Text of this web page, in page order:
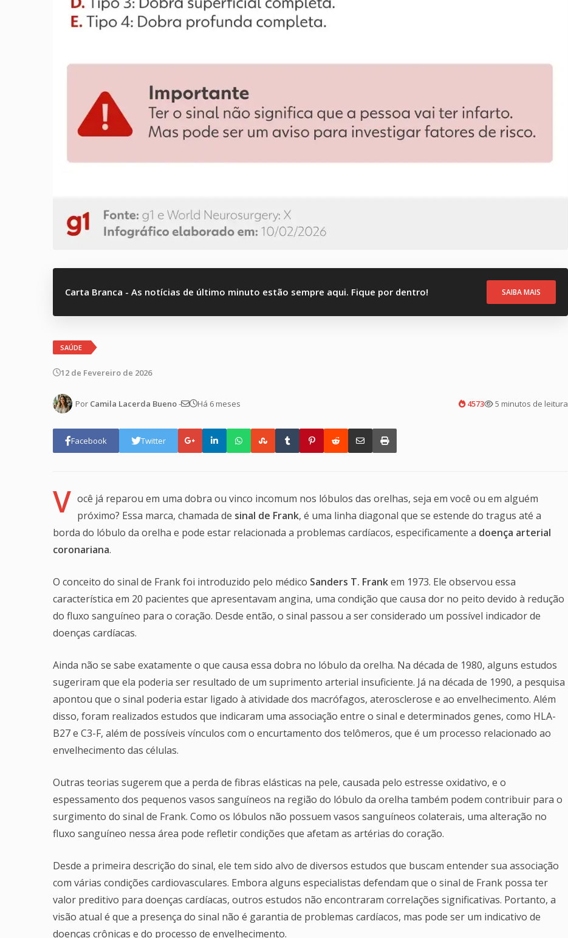
Carta Branca - As notícias de último minuto estão sempre aqui. Fique por dentro! SAIBA MAIS
SAÚDE
12 de Fevereiro de 2026
Por Camila Lacerda Bueno- Há 6 meses 4573 5 minutos de leitura
Facebook Twitter
V ocê já reparou em uma dobra ou vinco incomum nos lóbulos das orelhas, seja em você ou em alguém
próximo? Essa marca, chamada de sinal de Frank, é uma linha diagonal que se estende do tragus até a
borda do lóbulo da orelha e pode estar relacionada a problemas cardíacos, especificamente a doença arterial
coronariana.
O conceito do sinal de Frank foi introduzido pelo médico Sanders T. Frankem 1973. Ele observou essa
característica em 20 pacientes que apresentavam angina, uma condição que causa dor no peito devido à redução
do fluxo sanguíneo para o coração. Desde então, o sinal passou a ser considerado um possível indicador de
doenças cardíacas.
Ainda não se sabe exatamente o que causa essa dobra no lóbulo da orelha. Na década de 1980, alguns estudos
sugeriram que ela poderia ser resultado de um suprimento arterial insuficiente. Já na década de 1990, a pesquisa
apontou que o sinal poderia estar ligado à atividade dos macrófagos, aterosclerose e ao envelhecimento. Além
disso, foram realizados estudos que indicaram uma associação entre o sinal e determinados genes, como HLA-
B27 e C3-F, além de possíveis vínculos com o encurtamento dos telômeros, que é um processo relacionado ao
envelhecimento das células.
Outras teorias sugerem que a perda de fibras elásticas na pele, causada pelo estresse oxidativo, e o
espessamento dos pequenos vasos sanguíneos na região do lóbulo da orelha também podem contribuir para o
surgimento do sinal de Frank. Como os lóbulos não possuem vasos sanguíneos colaterais, uma alteração no
fluxo sanguíneo nessa área pode refletir condições que afetam as artérias do coração.
Desde a primeira descrição do sinal, ele tem sido alvo de diversos estudos que buscam entender sua associação
com várias condições cardiovasculares. Embora alguns especialistas defendam que o sinal de Frank possa ter
valor preditivo para doenças cardíacas, outros estudos não encontraram correlações significativas. Portanto, a
visão atual é que a presença do sinal não é garantia de problemas cardíacos, mas pode ser um indicativo de
doenças crônicas e do processo de envelhecimento.